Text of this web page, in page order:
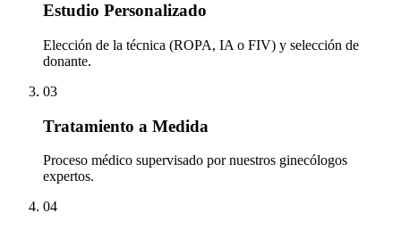
Estudio Personalizado
Elección de la técnica (ROPA, IA o FIV) y selección de
donante.
03
Tratamiento a Medida
Proceso médico supervisado por nuestros ginecólogos
expertos.
04